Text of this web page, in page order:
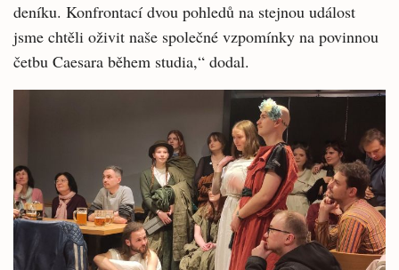
deníku. Konfrontací dvou pohledů na stejnou událost
jsme chtěli oživit naše společné vzpomínky na povinnou
četbu Caesara během studia,“ dodal.